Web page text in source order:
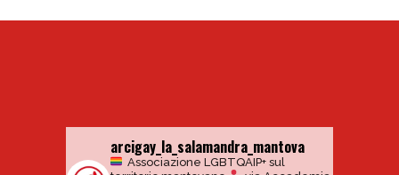
arcigay_la_salamandra_mantova
Associazione LGBTQAIP+ sul